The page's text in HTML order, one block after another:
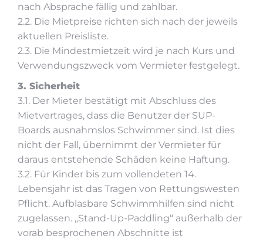
nach Absprache fällig und zahlbar.
2.2. Die Mietpreise richten sich nach der jeweils
aktuellen Preisliste.
2.3. Die Mindestmietzeit wird je nach Kurs und
Verwendungszweck vom Vermieter festgelegt.
3. Sicherheit
3.1. Der Mieter bestätigt mit Abschluss des
Mietvertrages, dass die Benutzer der SUP-
Boards ausnahmslos Schwimmer sind. Ist dies
nicht der Fall, übernimmt der Vermieter für
daraus entstehende Schäden keine Haftung.
3.2. Für Kinder bis zum vollendeten 14.
Lebensjahr ist das Tragen von Rettungswesten
Pflicht. Aufblasbare Schwimmhilfen sind nicht
zugelassen. „Stand-Up-Paddling“ außerhalb der
vorab besprochenen Abschnitte ist